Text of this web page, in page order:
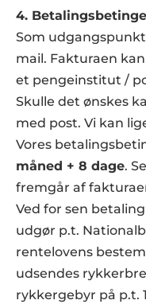
4.
Som
mail. Fakturaen
et pengeinstitut /
Skulle det ønskes
med post. Vi kan
Vores
måned + 8 dage.
fremgår af
Ved for sen
udgør p.t.
rentelovens
udsendes
rykkergebyr på p.t.